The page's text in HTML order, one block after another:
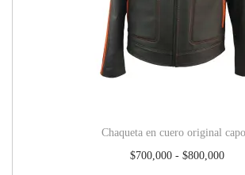
Chaqueta en cuero original
$700,000 - $800,000